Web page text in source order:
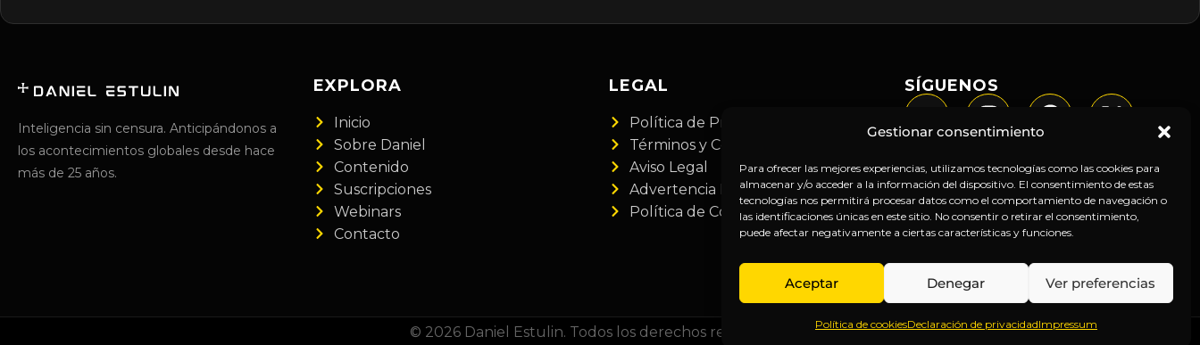
Gestionar consentimiento
Para ofrecer las mejores experiencias, utilizamos tecnologías como las cookies para
almacenar y/o acceder a la información del dispositivo. El consentimiento de estas
tecnologías nos permitirá procesar datos como el comportamiento de navegación o
las identificaciones únicas en este sitio. No consentir o retirar el consentimiento,
puede afectar negativamente a ciertas características y funciones.
Aceptar Denegar Ver preferencias
Política de cookiesDeclaración de privacidadImpressum
Inteligencia sin censura. Anticipándonos a
los acontecimientos globales desde hace
más de 25 años.
EXPLORA
Inicio
Sobre Daniel
Contenido
Suscripciones
Webinars
Contacto
LEGAL
Política de Privacidad
Términos y Condiciones
Aviso Legal
Advertencia Financiera
Política de Cookies
SÍGUENOS
© 2026 Daniel Estulin. Todos los derechos reservados.